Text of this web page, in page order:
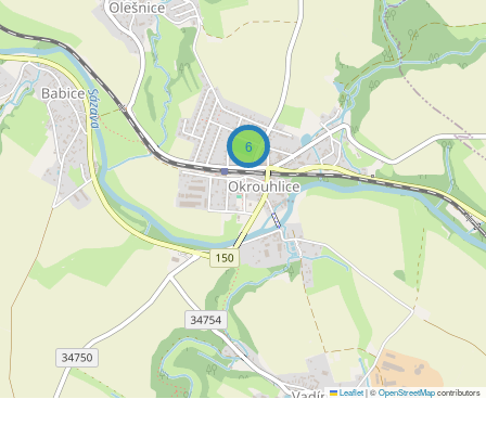
6
Leaflet|©OpenStreetMapcontributors